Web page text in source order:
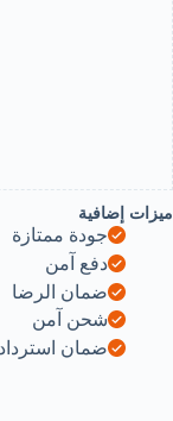
سفر
عملية
ميزات إضافية
جودة ممتازة
دفع آمن
ضمان الرضا
شحن آمن
ضمان استرداد